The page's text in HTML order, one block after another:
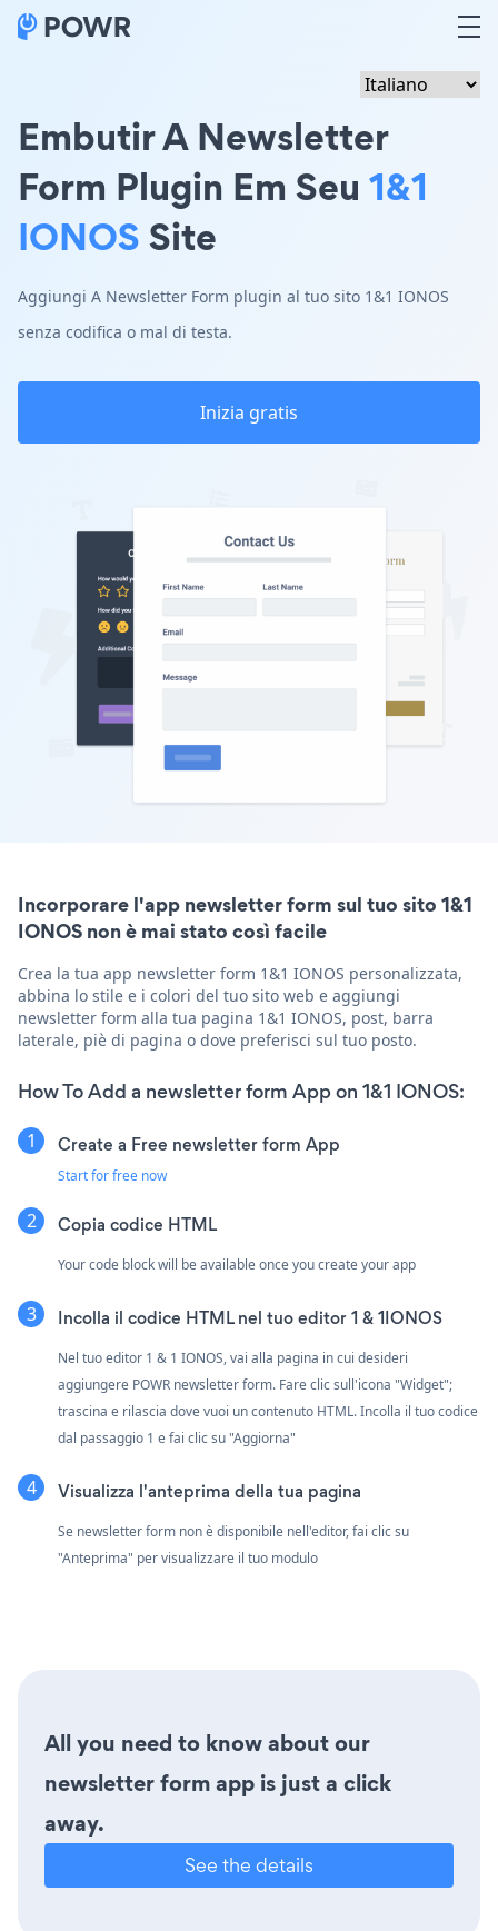
Embutir A Newsletter
Form Plugin Em Seu 1&1
IONOSSite
Aggiungi A Newsletter Form plugin al tuo sito 1&1 IONOS
senza codifica o mal di testa.
Inizia gratis
Incorporare l'app newsletter form sul tuo sito 1&1
IONOS non è mai stato così facile
Crea la tua app newsletter form 1&1 IONOS personalizzata,
abbina lo stile e i colori del tuo sito web e aggiungi
newsletter form alla tua pagina 1&1 IONOS, post, barra
laterale, piè di pagina o dove preferisci sul tuo posto.
How To Add a newsletter form App on 1&1 IONOS:
Create a Free newsletter form App
Start for free now
Copia codice HTML
Your code block will be available once you create your app
Incolla il codice HTML nel tuo editor 1 & 1IONOS
Nel tuo editor 1 & 1 IONOS, vai alla pagina in cui desideri
aggiungere POWR newsletter form. Fare clic sull'icona "Widget";
trascina e rilascia dove vuoi un contenuto HTML. Incolla il tuo codice
dal passaggio 1 e fai clic su "Aggiorna"
Visualizza l'anteprima della tua pagina
Se newsletter form non è disponibile nell'editor, fai clic su
"Anteprima" per visualizzare il tuo modulo
All you need to know about our
newsletter form app is just a click
away.
See the details